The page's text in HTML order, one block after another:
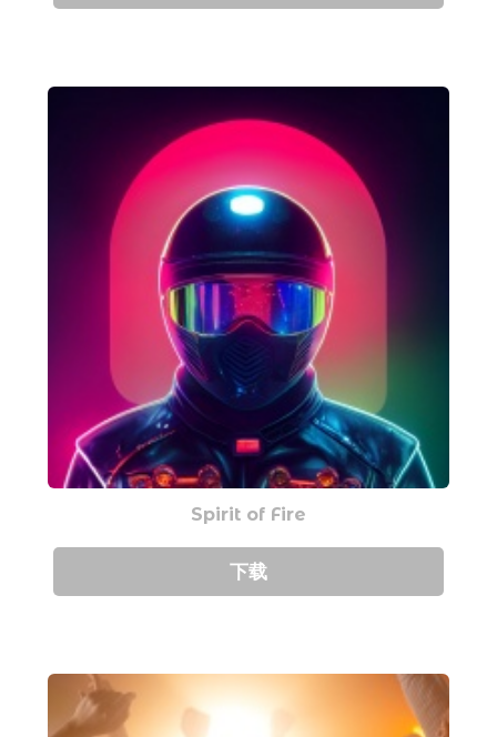
Spirit of Fire
下载